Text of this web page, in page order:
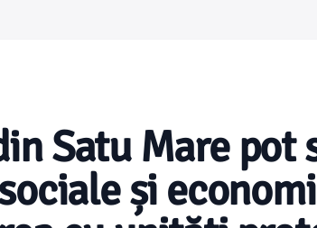
Satu Mare pot
și